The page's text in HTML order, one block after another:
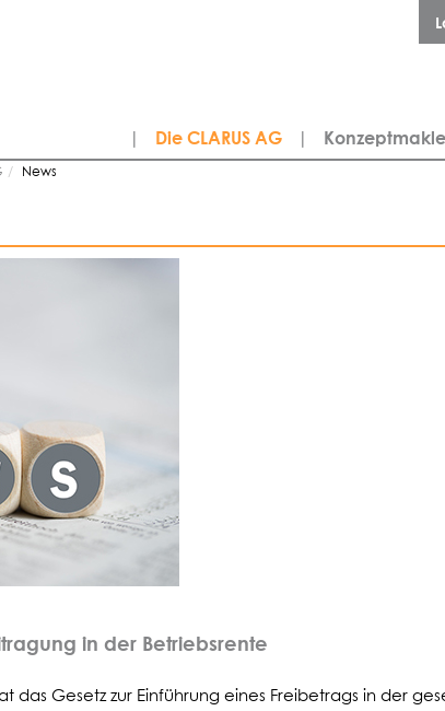
| Die CLARUS AG |
News
in der Betriebsrente
das Gesetz zur Einführung eines Freibetrags in der